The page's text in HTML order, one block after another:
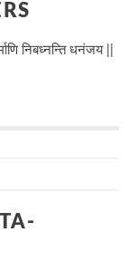
निबध्नन्ति धनंजय ||